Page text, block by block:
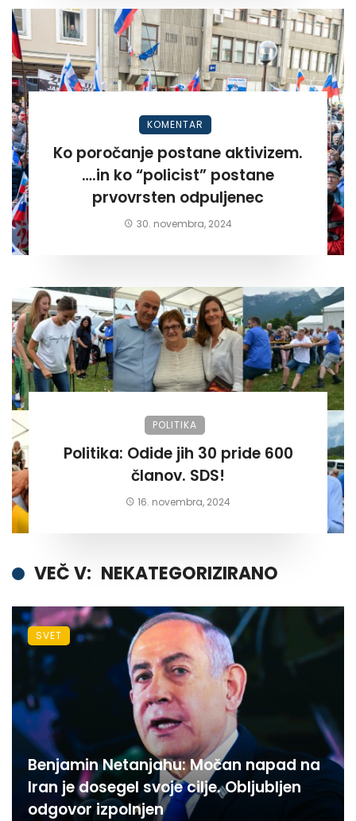
KOMENTAR
Ko poročanje postane aktivizem.
….in ko “policist” postane
prvovrsten odpuljenec
30. novembra, 2024
POLITIKA
Politika: Odide jih 30 pride 600
članov. SDS!
16. novembra, 2024
VEČ V: NEKATEGORIZIRANO
Benjamin Netanjahu: Močan napad na
Iran je dosegel svoje cilje. Obljubljen
odgovor izpolnjen
SVET